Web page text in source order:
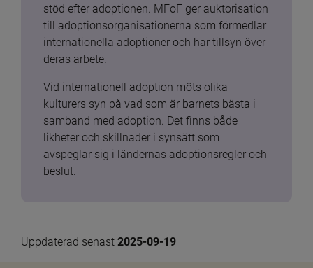
stöd efter adoptionen. MFoF ger auktorisation
till adoptionsorganisationerna som förmedlar
internationella adoptioner och har tillsyn över
deras arbete.
Vid internationell adoption möts olika
kulturers syn på vad som är barnets bästa i
samband med adoption. Det finns både
likheter och skillnader i synsätt som
avspeglar sig i ländernas adoptionsregler och
beslut.
Uppdaterad senast 2025-09-19